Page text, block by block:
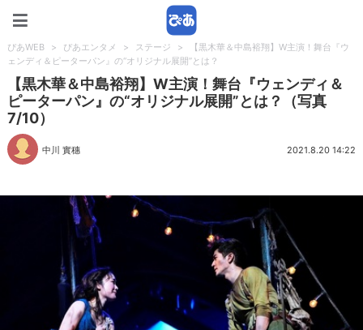
ぴあWEB > ぴあエンタメ > ステージ >
【黒木華＆中島裕翔】W主演！舞台『ウ
ェンディ＆ピーターパン』の“オリジナル展開”とは？
【黒木華＆中島裕翔】W主演！舞台『ウェンディ＆
ピーターパン』の“オリジナル展開”とは？（写真
7/10）
中川 實穗 2021.8.20 14:22